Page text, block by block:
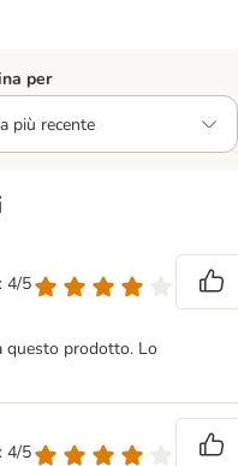
per
4/5
questo prodotto. Lo
4/5